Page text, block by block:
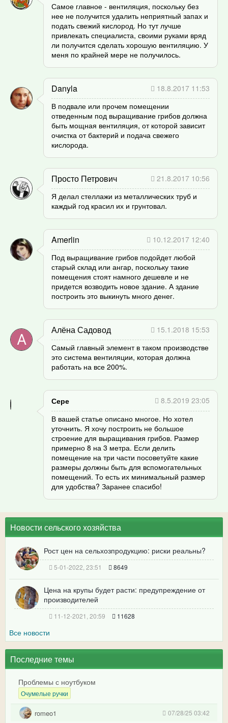
Самое главное - вентиляция, поскольку без
нее не получится удалить неприятный запах и
подать свежий кислород. Но тут лучше
привлекать специалиста, своими руками вряд
ли получится сделать хорошую вентиляцию. У
меня по крайней мере не получилось.
Danyla
18.8.2017 11:53
В подвале или прочем помещении
отведенным под выращивание грибов должна
быть мощная вентиляция, от которой зависит
очистка от бактерий и подача свежего
кислорода.
Просто Петрович
21.8.2017 10:56
Я делал стеллажи из металлических труб и
каждый год красил их и грунтовал.
Amerlin
10.12.2017 12:40
Под выращивание грибов подойдет любой
старый склад или ангар, поскольку такие
помещения стоят намного дешевле и не
придется возводить новое здание. А здание
построить это выкинуть много денег.
Алёна Садовод
15.1.2018 15:53
Самый главный элемент в таком производстве
это система вентиляции, которая должна
работать на все 200%.
Сере
8.5.2019 23:05
В вашей статье описано многое. Но хотел
уточнить. Я хочу построить не большое
строение для выращивания грибов. Размер
примерно 8 на 3 метра. Если делить
помещение на три части посоветуйте какие
размеры должны быть для вспомогательных
помещений. То есть их минимальный размер
для удобства? Заранее спасибо!
Новости сельского хозяйства
Рост цен на сельхозпродукцию: риски реальны?
5-01-2022, 23:51 8649
Цена на крупы будет расти: предупреждение от
производителей
11-12-2021, 20:59 11628
Все новости
Последние темы
Проблемы с ноутбуком
Очумелые ручки
romeo1 07/28/25 03:42